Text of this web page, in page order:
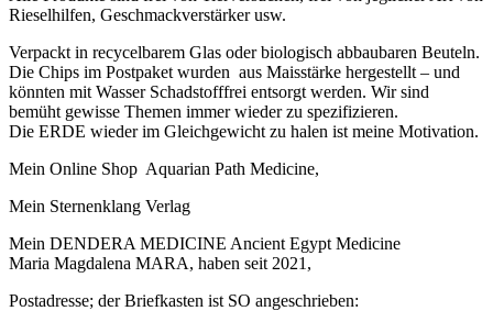
Rieselhilfen, Geschmackverstärker usw.
Verpackt in recycelbarem Glas oder biologisch abbaubaren Beuteln.
Die Chips im Postpaket wurden aus Maisstärke hergestellt – und
könnten mit Wasser Schadstofffrei entsorgt werden. Wir sind
bemüht gewisse Themen immer wieder zu spezifizieren.
Die ERDE wieder im Gleichgewicht zu halen ist meine Motivation.
Mein Online Shop Aquarian Path Medicine,
Mein Sternenklang Verlag
Mein DENDERA MEDICINE Ancient Egypt Medicine
Maria Magdalena MARA, haben seit 2021,
Postadresse; der Briefkasten ist SO angeschrieben: